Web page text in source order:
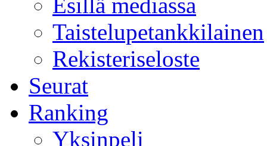
Esillä mediassa
Taistelupetankkilainen
Rekisteriseloste
Seurat
Ranking
Yksinpeli